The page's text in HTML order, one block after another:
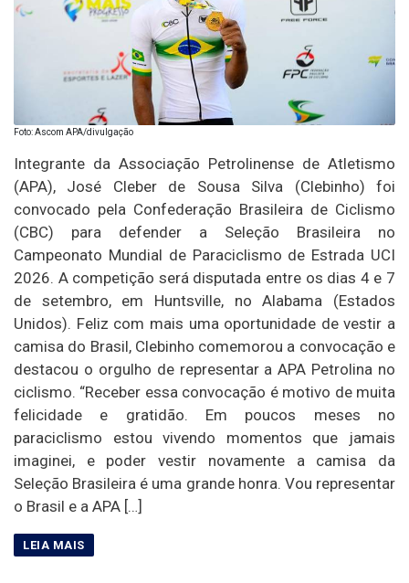
Foto: Ascom APA/divulgação
Integrante da Associação Petrolinense de Atletismo
(APA), José Cleber de Sousa Silva (Clebinho) foi
convocado pela Confederação Brasileira de Ciclismo
(CBC) para defender a Seleção Brasileira no
Campeonato Mundial de Paraciclismo de Estrada UCI
2026. A competição será disputada entre os dias 4 e 7
de setembro, em Huntsville, no Alabama (Estados
Unidos). Feliz com mais uma oportunidade de vestir a
camisa do Brasil, Clebinho comemorou a convocação e
destacou o orgulho de representar a APA Petrolina no
ciclismo. “Receber essa convocação é motivo de muita
felicidade e gratidão. Em poucos meses no
paraciclismo estou vivendo momentos que jamais
imaginei, e poder vestir novamente a camisa da
Seleção Brasileira é uma grande honra. Vou representar
o Brasil e a APA […]